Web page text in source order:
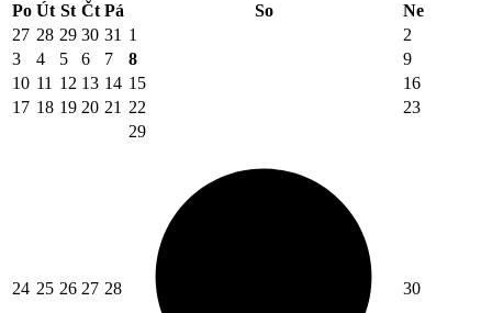
Po Út St Čt Pá So
Ne
27 28 29 30 31 1
2
3
4 5 6 7 8
9
10 11 12 13 14 15
16
17 18 19 20 21 22 23
24 25 26 27 28
29
30